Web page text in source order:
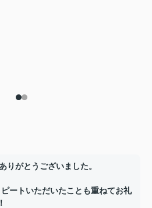
がとうございました。
ピートいただいたことも重ねてお礼